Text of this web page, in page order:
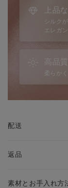
・光沢があり、高
・紫外線（UV）
・人の肌に近い
・ストラップ：長
・ストレッチ：な
・透け感：なし
詳しくはサイズガ
◆着こなし方
・ジャケットやカ
上品
シルク
エレガ
高品
柔らか
配送
返品
素材とお手入れ方